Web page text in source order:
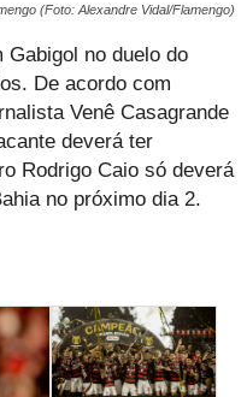
(Foto: Alexandre Vidal/Flamengo)
no duelo do
De acordo com
Venê Casagrande
deverá ter
Rodrigo Caio só deverá
no próximo dia 2.